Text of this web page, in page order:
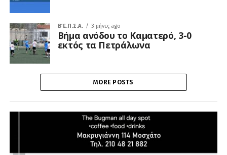
Β΄ Ε.Π.Σ.Α. 3 μήνες ago
Βήμα ανόδου το Καματερό, 3-0
εκτός τα Πετράλωνα
MORE POSTS